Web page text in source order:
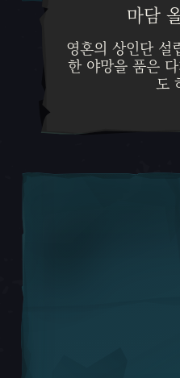
마담
영혼의 상인단 설
한 야망을 품은
도